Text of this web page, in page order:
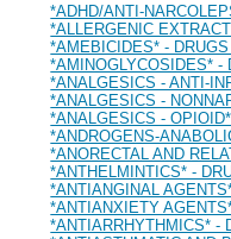
*ADHD/ANTI-
*ALLERGENIC
*AMEBICIDES* -
*AMINOGLYCOSIDES* -
*ANALGESICS - ANTI-
*ANALGESICS -
*ANALGESICS -
*ANDROGENS-
*ANORECTAL AND
*ANTHELMINTICS* -
*ANTIANGINAL
*ANTIANXIETY
*ANTIARRHYTHMICS* -